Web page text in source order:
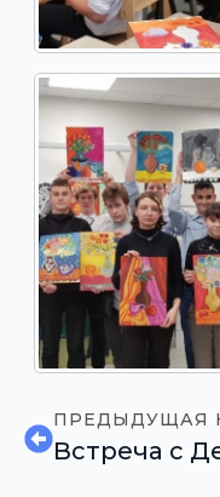
ПРЕДЫДУЩАЯ
Встреча с